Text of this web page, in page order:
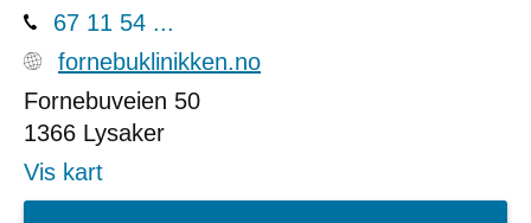
67 11 54 ...
fornebuklinikken.no
Fornebuveien 50
1366 Lysaker
Vis kart